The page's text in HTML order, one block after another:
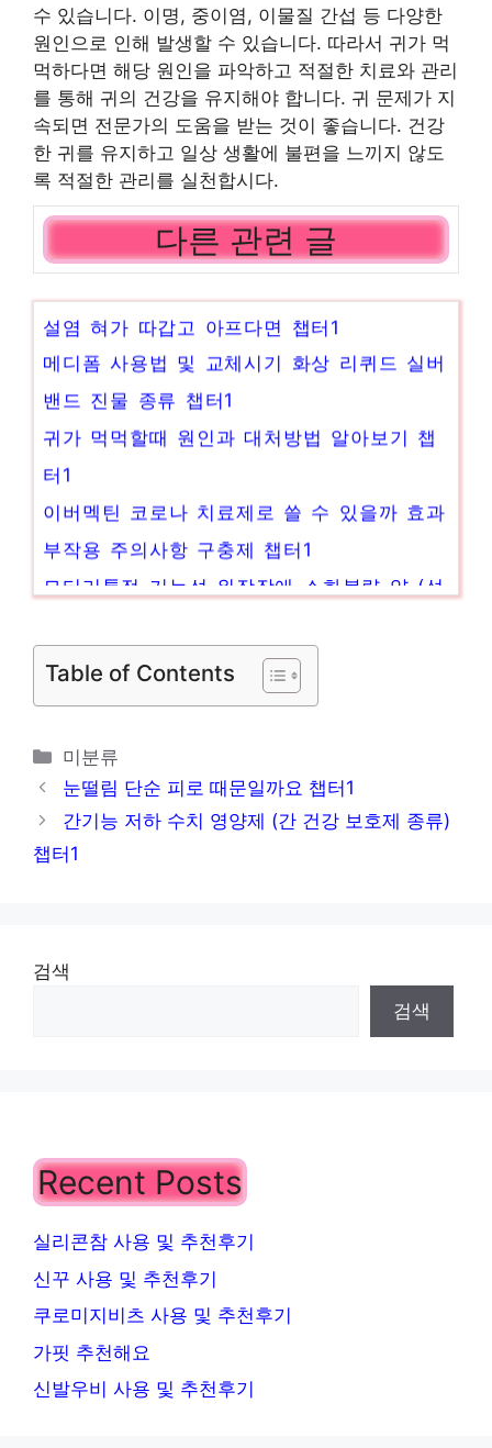
수 있습니다. 이명, 중이염, 이물질 간섭 등 다양한
원인으로 인해 발생할 수 있습니다. 따라서 귀가 먹
먹하다면 해당 원인을 파악하고 적절한 치료와 관리
를 통해 귀의 건강을 유지해야 합니다. 귀 문제가 지
속되면 전문가의 도움을 받는 것이 좋습니다. 건강
한 귀를 유지하고 일상 생활에 불편을 느끼지 않도
록 적절한 관리를 실천합시다.
다른 관련 글
설염 혀가 따갑고 아프다면 챕터1
메디폼 사용법 및 교체시기 화상 리퀴드 실버
밴드 진물 종류 챕터1
귀가 먹먹할때 원인과 대처방법 알아보기 챕
터1
이버멕틴 코로나 치료제로 쓸 수 있을까 효과
부작용 주의사항 구충제 챕터1
모티리톤정 기능성 위장장애 소화불량 약 (성
어금니 잇몸 통증 원인 (어금니 깨짐 충치 잇
L아르기닌 L-아르기닌 L아르기닌복용법 비오
피테 챕터1
Table of Contents
카
테
고
미분류
눈떨림 단순 피로 때문일까요 챕터1
간기능 저하 수치 영양제 (간 건강 보호제 종류)
챕터1
검색
검색
Recent Posts
실리콘참 사용 및 추천후기
신꾸 사용 및 추천후기
쿠로미지비츠 사용 및 추천후기
가핏 추천해요
신발우비 사용 및 추천후기